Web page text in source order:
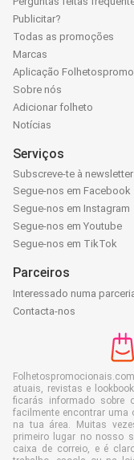
Publicitar?
Todas as promoções
Marcas
Aplicação
Sobre nós
Adicionar folheto
Notícias
Serviços
Subscreve-te à newsletter
Segue-nos em Facebook
Segue-nos em Instagram
Segue-nos em Youtube
Segue-nos em TikTok
Parceiros
Interessado numa
Contacta-nos
atuais, revistas e
ficarás informado sobre
facilmente encontrar uma
na tua área. Muitas
primeiro lugar no nosso
caixa de correio, e é